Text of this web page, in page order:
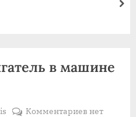
в машине
Комментариевкнет